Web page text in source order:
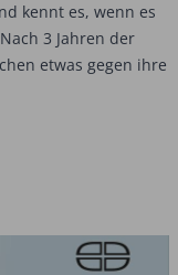
kennt es, wenn es
3 Jahren der
etwas gegen ihre